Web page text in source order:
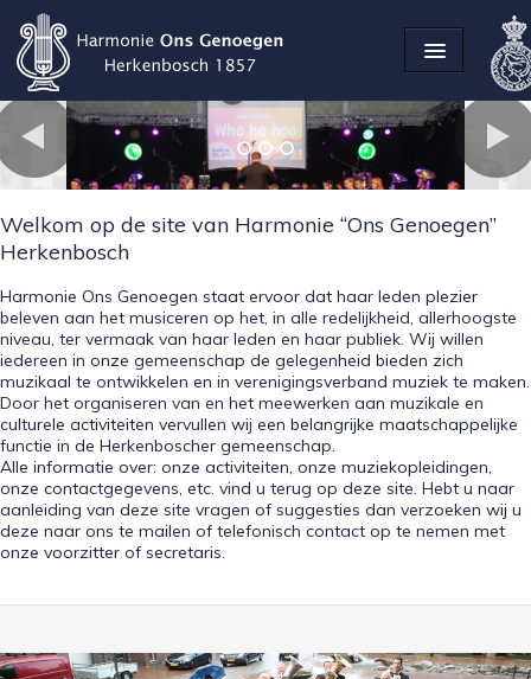
Welkom op de site van Harmonie “Ons Genoegen”
Herkenbosch
Harmonie Ons Genoegen staat ervoor dat haar leden plezier
beleven aan het musiceren op het, in alle redelijkheid, allerhoogste
niveau, ter vermaak van haar leden en haar publiek. Wij willen
iedereen in onze gemeenschap de gelegenheid bieden zich
muzikaal te ontwikkelen en in verenigingsverband muziek te maken.
Door het organiseren van en het meewerken aan muzikale en
culturele activiteiten vervullen wij een belangrijke maatschappelijke
functie in de Herkenboscher gemeenschap.
Alle informatie over: onze activiteiten, onze muziekopleidingen,
onze contactgegevens, etc. vind u terug op deze site. Hebt u naar
aanleiding van deze site vragen of suggesties dan verzoeken wij u
deze naar ons te mailen of telefonisch contact op te nemen met
onze voorzitter of secretaris.